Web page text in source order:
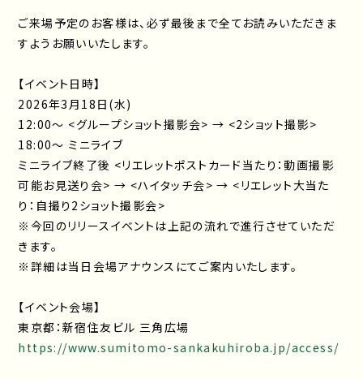
ご来場予定のお客様は、必ず最後まで全てお読みいただきま
すようお願いいたします。
【イベント日時】
2026年3月18日(水)
12:00〜 <グループショット撮影会> → <2ショット撮影>
18:00〜 ミニライブ
ミニライブ終了後 <リエレットポストカード当たり：動画撮影
可能お見送り会> → <ハイタッチ会> → <リエレット大当た
り：自撮り2ショット撮影会>
※今回のリリースイベントは上記の流れで進行させていただ
きます。
※詳細は当日会場アナウンスにてご案内いたします。
【イベント会場】
東京都：新宿住友ビル 三角広場
https://www.sumitomo-sankakuhiroba.jp/access/